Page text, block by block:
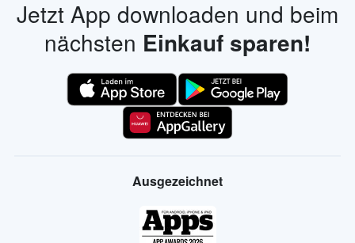
Jetzt App downloaden und beim
nächsten Einkauf sparen!
Ausgezeichnet